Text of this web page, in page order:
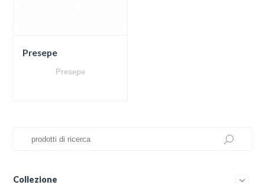
Presepe
Presepe
Collezione